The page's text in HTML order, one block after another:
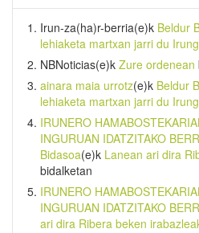
Irun-za(ha)r-berria(e)k Beldur
lehiaketa martxan jarri du
NBNoticias(e)k Zure ordenean
ainara maia urrotz(e)k Beldur
lehiaketa martxan jarri du
IRUNERO
INGURUAN IDATZITAKO
Bidasoa(e)k Lanean ari dira
bidalketan
IRUNERO
INGURUAN IDATZITAKO
ari dira Ribera beken